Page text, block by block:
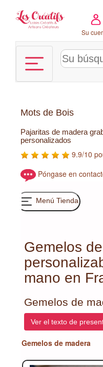
Su
Mots de Bois
Pajaritas de madera
personalizados
9.9/10
Póngase en
Menú Tienda
Gemelos
mano en
Gemelos de
Ver el texto de
Gemelos de madera